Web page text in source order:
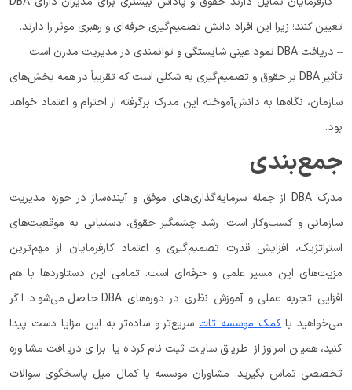
تعیین کنند؛ زیرا این افراد دانش تصمیم‌گیری حرفه‌ای و رهبری موثر را دارند.
– دریافت DBA نمود عینی شایستگی و توانمندی در مدیریت مدرن است.
تأثیر DBA بر حقوق و تصمیم‌گیری به شکلی است که تقریباً در همه بخش‌های
سازمان، نگاه‌ها به دانش‌آموخته این مدرک برگرفته از احترام و اعتماد خواهد
بود.
جمع‌بندی
مدرک DBA از جمله سرمایه‌گذاری‌های موفق و آینده‌ساز در حوزه مدیریت
سازمانی و کسب‌وکار است. رشد چشمگیر حقوق، دستیابی به موقعیت‌های
استراتژیک، افزایش قدرت تصمیم‌گیری و اعتماد کارفرمایان از مهم‌ترین
مزیت‌های این مسیر علمی و حرفه‌ای است. تمامی این دستاوردها با هم
‌افزایی تجربه عملی و آموزش نظری در دوره‌های DBA حاصل می‌شود. اگر
می‌خواهید باکمک موسسه تاتسریع‌تر و ساده‌تر به این مزایا دست پیدا
کنید، همین امروز از طریق سایت ثبت‌نام کرده یا برای دریافت مشاوره
تخصصی تماس بگیرید. مشاوران موسسه با کمال میل پاسخگوی سوالات